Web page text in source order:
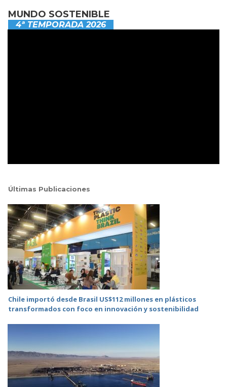
MUNDO SOSTENIBLE
4ª TEMPORADA 2026
Últimas Publicaciones
Chile importó desde Brasil US$112 millones en plásticos
transformados con foco en innovación y sostenibilidad